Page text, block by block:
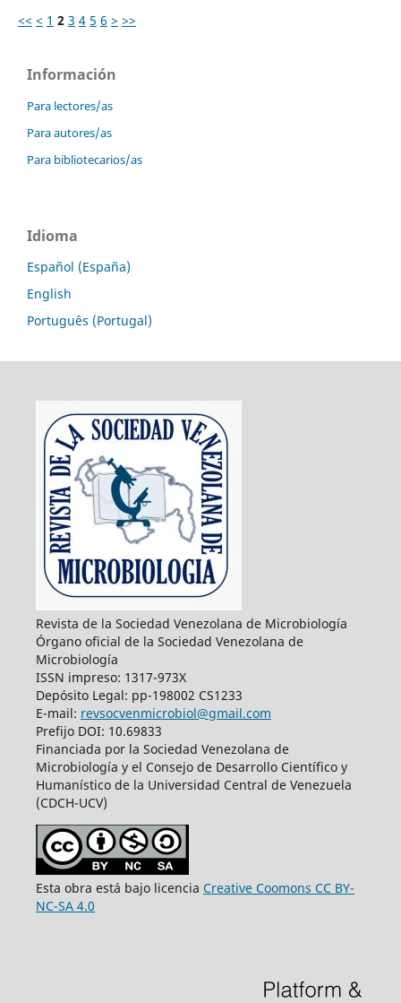
<< < 1 2 3 4 5 6 > >>
Información
Para lectores/as
Para autores/as
Para bibliotecarios/as
Idioma
Español (España)
English
Português (Portugal)
Revista de la Sociedad Venezolana de Microbiología
Órgano oficial de la Sociedad Venezolana de
Microbiología
ISSN impreso: 1317-973X
Depósito Legal: pp-198002 CS1233
E-mail: revsocvenmicrobiol@gmail.com
Prefijo DOI: 10.69833
Financiada por la Sociedad Venezolana de
Microbiología y el Consejo de Desarrollo Científico y
Humanístico de la Universidad Central de Venezuela
(CDCH-UCV)
Esta obra está bajo licencia Creative Coomons CC BY-
NC-SA 4.0